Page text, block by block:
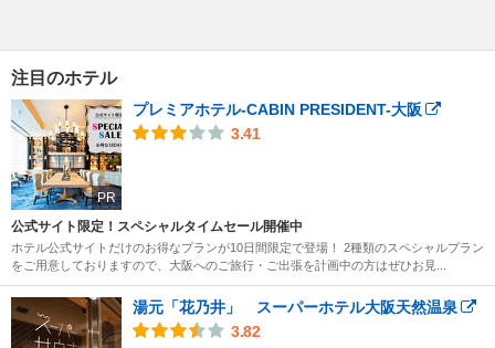
注目のホテル
PR
プレミアホテル-CABIN PRESIDENT-大阪
3.41
公式サイト限定！スペシャルタイムセール開催中
ホテル公式サイトだけのお得なプランが10日間限定で登場！ 2種類のスペシャルプラン
をご用意しておりますので、大阪へのご旅行・ご出張を計画中の方はぜひお見...
湯元「花乃井」 スーパーホテル大阪天然温泉
3.82